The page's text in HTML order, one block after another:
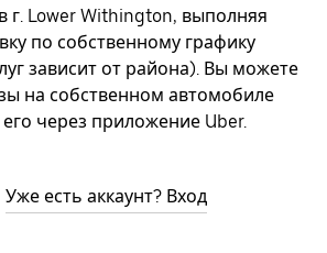
г. Lower Withington, выполняя
по собственному графику
зависит от района). Вы можете
на собственном автомобиле
через приложение Uber.
Уже есть аккаунт? Вход